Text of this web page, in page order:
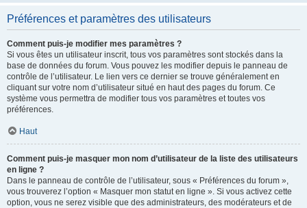
Préférences et paramètres des utilisateurs
Comment puis-je modifier mes paramètres ?
Si vous êtes un utilisateur inscrit, tous vos paramètres sont stockés dans la
base de données du forum. Vous pouvez les modifier depuis le panneau de
contrôle de l’utilisateur. Le lien vers ce dernier se trouve généralement en
cliquant sur votre nom d’utilisateur situé en haut des pages du forum. Ce
système vous permettra de modifier tous vos paramètres et toutes vos
préférences.
Haut
Comment puis-je masquer mon nom d’utilisateur de la liste des utilisateurs
en ligne ?
Dans le panneau de contrôle de l’utilisateur, sous « Préférences du forum »,
vous trouverez l’option « Masquer mon statut en ligne ». Si vous activez cette
option, vous ne serez visible que des administrateurs, des modérateurs et de